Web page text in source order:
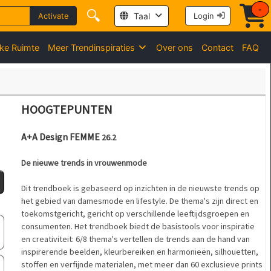
Activate 🔍 Taal Login
-
Ruimte Meer Trendinspiraties Over ons Contact FAQ
HOOGTEPUNTEN
A+A Design FEMME 26.2
De nieuwe trends in vrouwenmode
Dit trendboek is gebaseerd op inzichten in de nieuwste trends op
het gebied van damesmode en lifestyle. De thema's zijn direct en
toekomstgericht, gericht op verschillende leeftijdsgroepen en
consumenten. Het trendboek biedt de basistools voor inspiratie
en creativiteit: 6/8 thema's vertellen de trends aan de hand van
inspirerende beelden, kleurbereiken en harmonieën, silhouetten,
stoffen en verfijnde materialen, met meer dan 60 exclusieve prints